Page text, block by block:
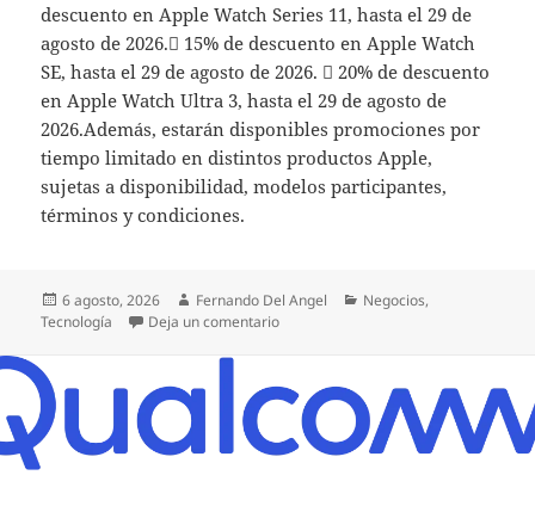
descuento en Apple Watch Series 11, hasta el 29 de
agosto de 2026. 15% de descuento en Apple Watch
SE, hasta el 29 de agosto de 2026.  20% de descuento
en Apple Watch Ultra 3, hasta el 29 de agosto de
2026.Además, estarán disponibles promociones por
tiempo limitado en distintos productos Apple,
sujetas a disponibilidad, modelos participantes,
términos y condiciones.
Publicado
el
6 agosto, 2026 Autor
Fernando Del Angel Categorías
Negocios,
Tecnología
Deja un comentarioen MacStore fortalece su presencia